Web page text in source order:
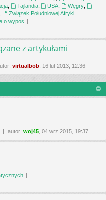
, Tajlandia, USA Węgry
Związek Południowej Afryki
o wypos
z artykułami
virtualbob , 16 lut 2013, 12:36
autor: woj45 , 04 wrz 2015, 19:37